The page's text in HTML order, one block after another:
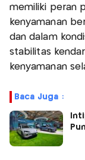
memiliki peran
kenyamanan
dan dalam
stabilitas
kenyamanan
Baca Juga :